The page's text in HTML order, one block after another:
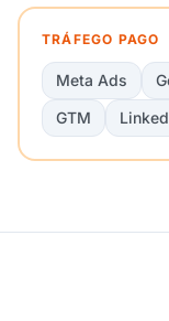
TRÁFEGO PAGO
Meta Ads
GTM